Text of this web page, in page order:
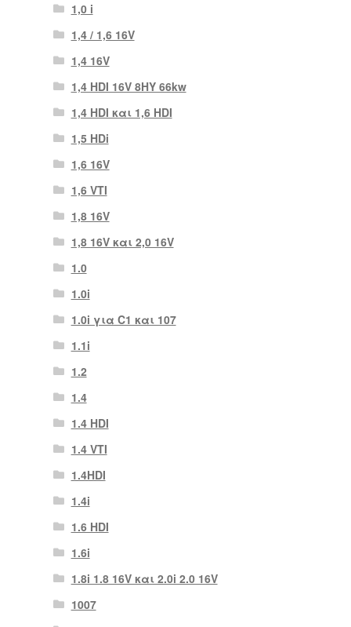
1,0 i
1,4 / 1,6 16V
1,4 16V
1,4 HDI 16V 8HY 66kw
1,4 HDI και 1,6 HDI
1,5 HDi
1,6 16V
1,6 VTI
1,8 16V
1,8 16V και 2,0 16V
1.0
1.0i
1.0i για C1 και 107
1.1i
1.2
1.4
1.4 HDI
1.4 VTI
1.4HDI
1.4i
1.6 HDI
1.6i
1.8i 1.8 16V και 2.0i 2.0 16V
1007